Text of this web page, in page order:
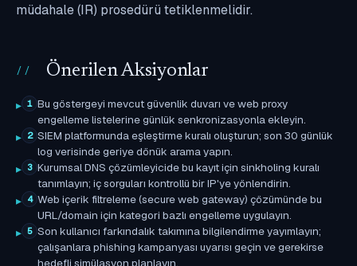
müdahale (IR) prosedürü tetiklenmelidir.
Önerilen Aksiyonlar
1 Bu göstergeyi mevcut güvenlik duvarı ve web proxy
engelleme listelerine günlük senkronizasyonla ekleyin.
2 SIEM platformunda eşleştirme kuralı oluşturun; son 30 günlük
log verisinde geriye dönük arama yapın.
3 Kurumsal DNS çözümleyicide bu kayıt için sinkholing kuralı
tanımlayın; iç sorguları kontrollü bir IP'ye yönlendirin.
4 Web içerik filtreleme (secure web gateway) çözümünde bu
URL/domain için kategori bazlı engelleme uygulayın.
5 Son kullanıcı farkındalık takımına bilgilendirme yayımlayın;
çalışanlara phishing kampanyası uyarısı geçin ve gerekirse
hedefli simülasyon planlayın.